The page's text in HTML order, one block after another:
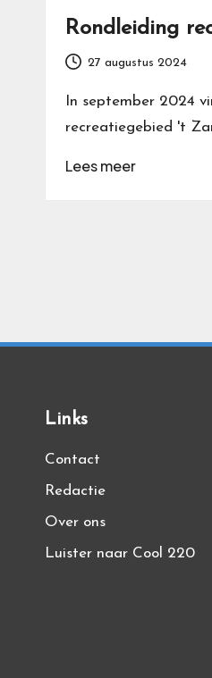
Rondleiding
27 augustus 2024
In september 2024
recreatiegebied 't
Lees meer
Links
Contact
Redactie
Over ons
Luister naar Cool 220